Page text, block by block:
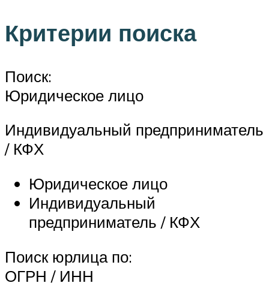
Критерии поиска
Поиск:
Юридическое лицо
Индивидуальный предприниматель
/ КФХ
Юридическое лицо
Индивидуальный
предприниматель / КФХ
Поиск юрлица по:
ОГРН / ИНН